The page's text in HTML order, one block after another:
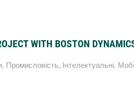
WITH BOSTON
, Промисловість, Інтелектуальні,